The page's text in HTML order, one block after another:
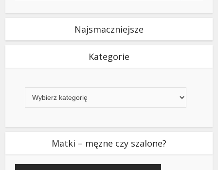
Najsmaczniejsze
Kategorie
Matki – męzne czy szalone?